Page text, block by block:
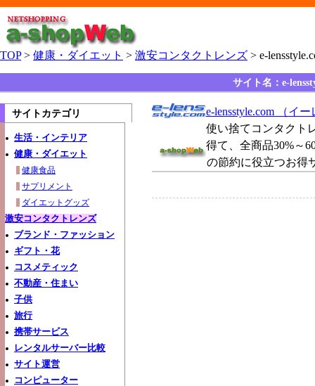
TOP> 健康・ダイエット > 激安コンタクトレンズ > e-
サイト名：e-
サイトカテゴリ
生活・インテリア
健康・ダイエット
健康食品
サプリメント
ダイエットグッズ
激安コンタクトレンズ
ブランド・ファッション
ギフト・花
コスメティック
不動産・住まい
子供
旅行
携帯サービス
レンタルサーバー比較
サイト運営
コンピューター
e-lensstyle.com （イ
使い捨てコンタクト
得て、全商品30%～
の節約に役立つお得